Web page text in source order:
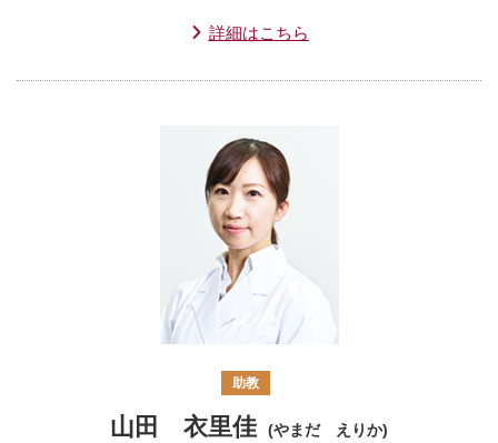
詳細はこちら
助教
山田 衣里佳 (やまだ えりか)